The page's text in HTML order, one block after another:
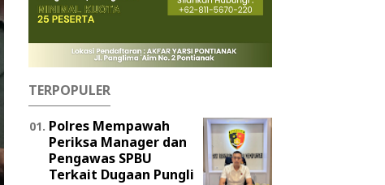
TERPOPULER
Polres Mempawah
Periksa Manager dan
Pengawas SPBU
Terkait Dugaan Pungli